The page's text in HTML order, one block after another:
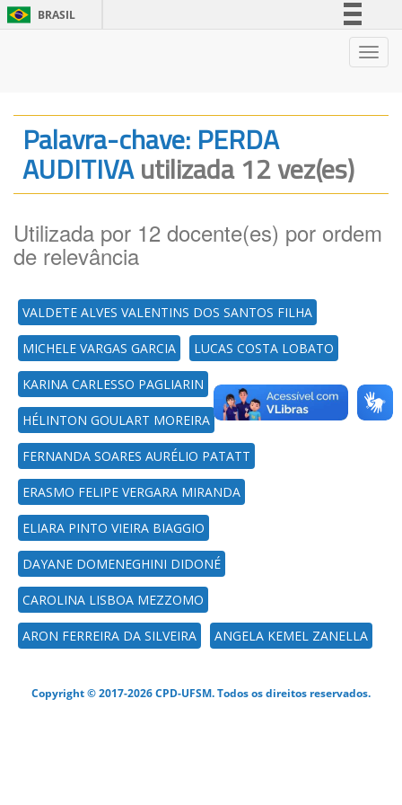
BRASIL
Legislação
Canais
Palavra-chave: PERDA
AUDITIVAutilizada 12 vez(es)
Utilizada por 12 docente(es) por ordem
de relevância
VALDETE ALVES VALENTINS DOS SANTOS FILHA
MICHELE VARGAS GARCIA LUCAS COSTA LOBATO
KARINA CARLESSO PAGLIARIN
HÉLINTON GOULART MOREIRA
FERNANDA SOARES AURÉLIO PATATT
ERASMO FELIPE VERGARA MIRANDA
ELIARA PINTO VIEIRA BIAGGIO
DAYANE DOMENEGHINI DIDONÉ
CAROLINA LISBOA MEZZOMO
ARON FERREIRA DA SILVEIRA ANGELA KEMEL ZANELLA
Copyright © 2017-2026 CPD-UFSM. Todos os direitos reservados.